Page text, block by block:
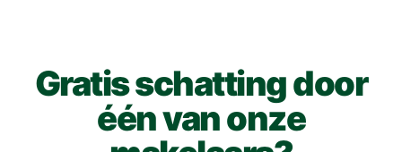
Gratis schatting door
één van onze